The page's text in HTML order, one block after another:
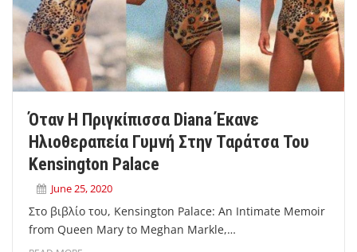
Όταν Η Πριγκίπισσα Diana Έκανε
Ηλιοθεραπεία Γυμνή Στην Ταράτσα Του
Kensington Palace
June 25, 2020
Στο βιβλίο του, Kensington Palace: An Intimate Memoir
from Queen Mary to Meghan Markle,…